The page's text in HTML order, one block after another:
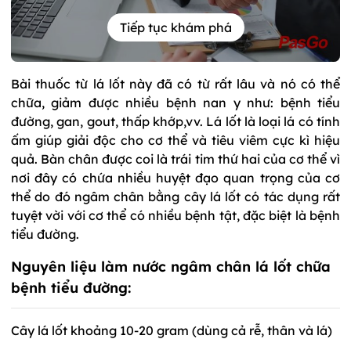
Tiếp tục khám phá
Bài thuốc từ lá lốt này đã có từ rất lâu và nó có thể
chữa, giảm được nhiều bệnh nan y như: bệnh tiểu
đường, gan, gout, thấp khớp,vv. Lá lốt là loại lá có tính
ấm giúp giải độc cho cơ thể và tiêu viêm cực kì hiệu
quả. Bàn chân được coi là trái tim thứ hai của cơ thể vì
nơi đây có chứa nhiều huyệt đạo quan trọng của cơ
thể do đó ngâm chân bằng cây lá lốt có tác dụng rất
tuyệt vời với cơ thể có nhiều bệnh tật, đặc biệt là bệnh
tiểu đường.
Nguyên liệu làm nước ngâm chân lá lốt chữa
bệnh tiểu đường:
Cây lá lốt khoảng 10-20 gram (dùng cả rễ, thân và lá)